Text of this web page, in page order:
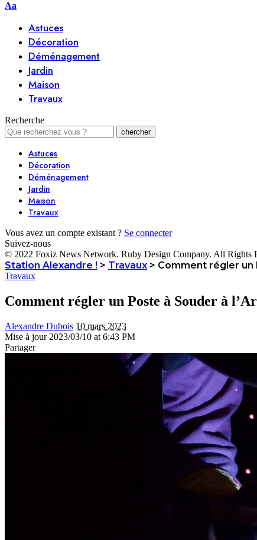
Aa
Astuces
Décoration
Déménagement
Jardin
Maison
Travaux
Recherche
Astuces
Décoration
Déménagement
Jardin
Maison
Travaux
Vous avez un compte existant ? Se connecter
Suivez-nous
© 2022 Foxiz News Network. Ruby Design Company. All Rights
Station Alexandre ! > Travaux > Comment régler un
Travaux
Comment régler un Poste à Souder à
Alexandre Dubois 10 mars 2023
Mise à jour 2023/03/10 at 6:43 PM
Partager